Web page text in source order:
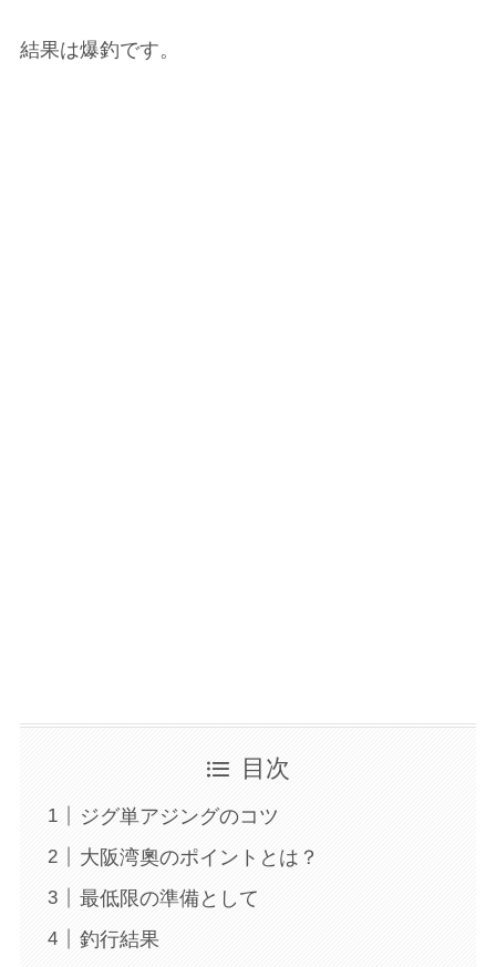
結果は爆釣です。
目次
ジグ単アジングのコツ
大阪湾奧のポイントとは？
最低限の準備として
釣行結果